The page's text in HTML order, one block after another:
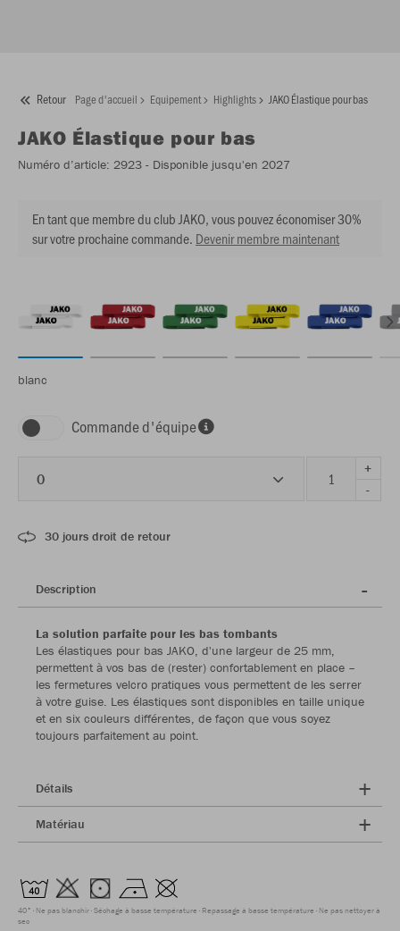
Retour Page d'accueil Equipement Highlights JAKO Élastique pour bas
JAKO Élastique pour bas
Numéro d’article: 2923 - Disponible jusqu'en 2027
En tant que membre du club JAKO, vous pouvez économiser 30%
sur votre prochaine commande. Devenir membre maintenant
blanc
Commande d'équipe
0
+
-
30 jours droit de retour
Description
La solution parfaite pour les bas tombants
Les élastiques pour bas JAKO, d'une largeur de 25 mm,
permettent à vos bas de (rester) confortablement en place –
les fermetures velcro pratiques vous permettent de les serrer
à votre guise. Les élastiques sont disponibles en taille unique
et en six couleurs différentes, de façon que vous soyez
toujours parfaitement au point.
Détails
Matériau
40° Ne pas blanchir Séchage à basse température Repassage à basse température Ne pas nettoyer à
sec